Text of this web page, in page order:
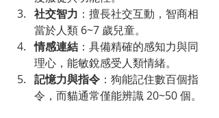
社交智力 ：擅長社交互動，智商相
當於人類 6~7 歲兒童。
情感連結 ：具備精確的感知力與同
理心，能敏銳感受人類情緒。
記憶力與指令 ：狗能記住數百個指
令，而貓通常僅能辨識 20~50 個。